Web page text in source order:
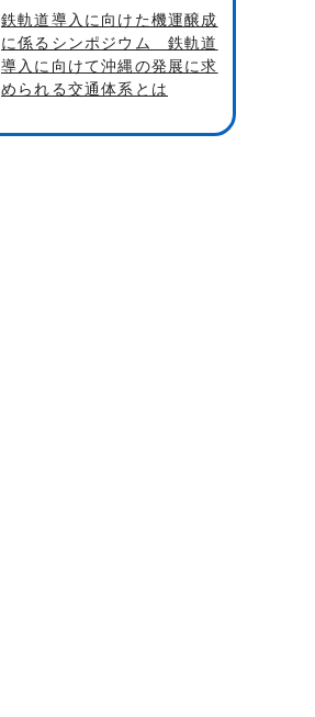
鉄軌道導入に向けた機運醸成
に係るシンポジウム 鉄軌道
導入に向けて沖縄の発展に求
められる交通体系とは